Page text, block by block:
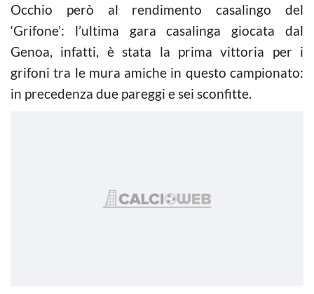
Occhio però al rendimento casalingo del
‘Grifone’: l’ultima gara casalinga giocata dal
Genoa, infatti, è stata la prima vittoria per i
grifoni tra le mura amiche in questo campionato:
in precedenza due pareggi e sei sconfitte.